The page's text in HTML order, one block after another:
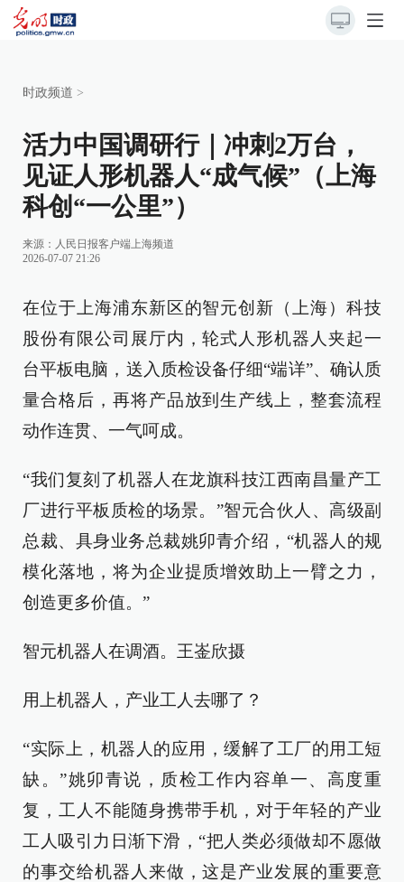
时政频道 >
活力中国调研行｜冲刺2万台，
见证人形机器人“成气候”（上海
科创“一公里”）
来源： 人民日报客户端上海频道
2026-07-07 21:26
在位于上海浦东新区的智元创新（上海）科技
股份有限公司展厅内，轮式人形机器人夹起一
台平板电脑，送入质检设备仔细“端详”、确认质
量合格后，再将产品放到生产线上，整套流程
动作连贯、一气呵成。
“我们复刻了机器人在龙旗科技江西南昌量产工
厂进行平板质检的场景。”智元合伙人、高级副
总裁、具身业务总裁姚卯青介绍，“机器人的规
模化落地，将为企业提质增效助上一臂之力，
创造更多价值。”
智元机器人在调酒。王崟欣摄
用上机器人，产业工人去哪了？
“实际上，机器人的应用，缓解了工厂的用工短
缺。”姚卯青说，质检工作内容单一、高度重
复，工人不能随身携带手机，对于年轻的产业
工人吸引力日渐下滑，“把人类必须做却不愿做
的事交给机器人来做，这是产业发展的重要意